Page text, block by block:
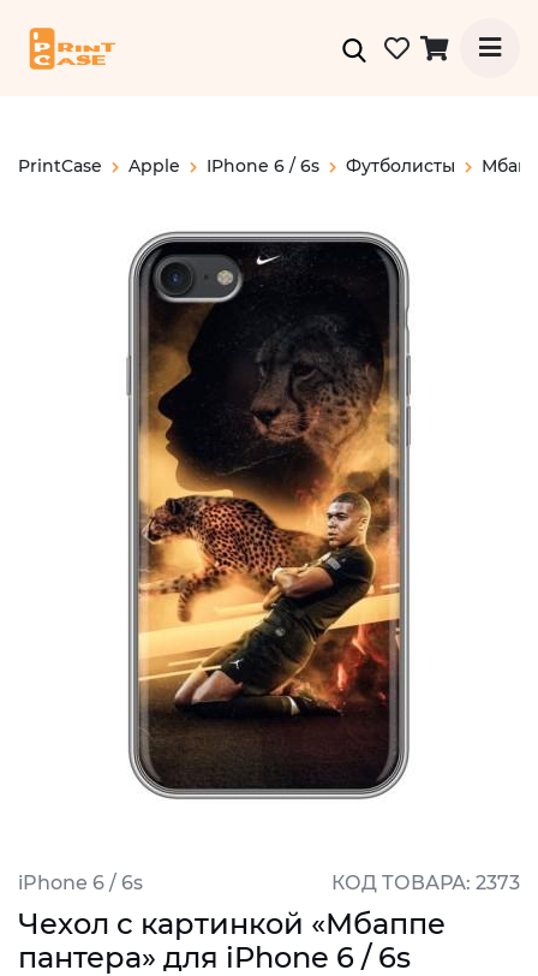
PrintCase Apple IPhone 6 / 6s Футболисты
iPhone 6 / 6s КОД ТОВАРА: 2373
Чехол с картинкой «Мбаппе
пантера» для iPhone 6 / 6s